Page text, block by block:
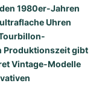
1980er-Jahren
Uhren
Produktionszeit gibt
Vintage-Modelle